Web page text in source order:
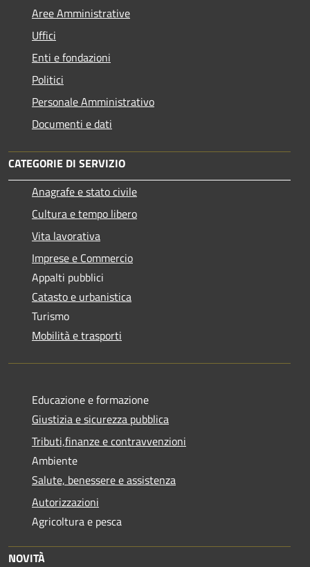
Aree Amministrative
Uffici
Enti e fondazioni
Politici
Personale Amministrativo
Documenti e dati
CATEGORIE DI SERVIZIO
Anagrafe e stato civile
Cultura e tempo libero
Vita lavorativa
Imprese e Commercio
Appalti pubblici
Catasto e urbanistica
Turismo
Mobilità e trasporti
Educazione e formazione
Giustizia e sicurezza pubblica
Tributi,finanze e contravvenzioni
Ambiente
Salute, benessere e assistenza
Autorizzazioni
Agricoltura e pesca
NOVITÀ